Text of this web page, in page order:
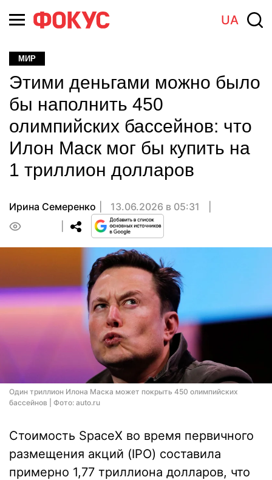
UA
МИР
Этими деньгами можно было
бы наполнить 450
олимпийских бассейнов: что
Илон Маск мог бы купить на
1 триллион долларов
Ирина Семеренко
13.06.2026 в 05:31
Один триллион Илона Маска может покрыть 450 олимпийских
бассейнов | Фото: auto.ru
Стоимость SpaceX во время первичного
размещения акций (IPO) составила
примерно 1,77 триллиона долларов, что